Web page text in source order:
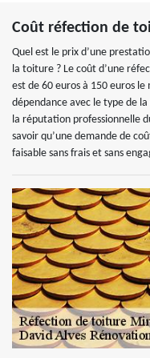
Coût réfection de
Quel est le prix d’une
la toiture ? Le coût d’une
est de 60 euros à 150 euros
dépendance avec le type de
la réputation professionnelle
savoir qu’une demande de
faisable sans frais et sans